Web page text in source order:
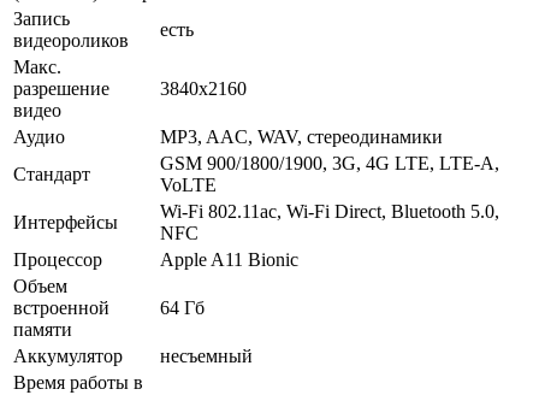
Запись
видеороликов
есть
Макс.
разрешение
видео
3840x2160
Аудио
MP3, AAC, WAV, стереодинамики
Стандарт
GSM 900/1800/1900, 3G, 4G LTE, LTE-A,
VoLTE
Интерфейсы
Wi-Fi 802.11ac, Wi-Fi Direct, Bluetooth 5.0,
NFC
Процессор
Apple A11 Bionic
Объем
встроенной
памяти
64 Гб
Аккумулятор
несъемный
Время работы в